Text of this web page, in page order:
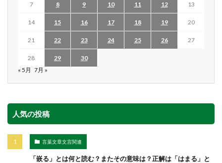
7 8 9 10 11 12 13
14 15 16 17 18 19 20
21 22 23 24 25 26 27
28 29
30
« 5月 7月 »
人気の投稿
言葉文章文言関連
「嵌る」とは何と読む？またその意味は？正解は「はまる」と